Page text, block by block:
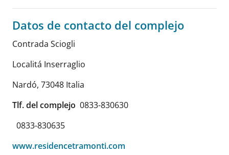
Datos de contacto del complejo
Contrada Sciogli
Localitá Inserraglio
Nardó, 73048 Italia
Tlf. del complejo 0833-830630
0833-830635
www.residencetramonti.com